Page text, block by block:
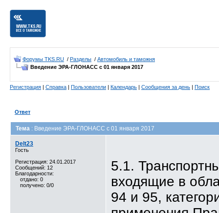
Форумы TKS.RU / Разделы / Автомобиль и таможня
Введение ЭРА-ГЛОНАСС с 01 января 2017
Регистрация | Справка | Пользователи | Календарь | Сообщения за день | Поиск
Ответ
Тема : Введение ЭРА-ГЛОНАСС с 01 января 2017
Delt23
Гость
Регистрация: 24.01.2017
Сообщений: 12
Благодарности:
отдано: 0
получено: 0/0
5.1.
входящие в
94 и 95,